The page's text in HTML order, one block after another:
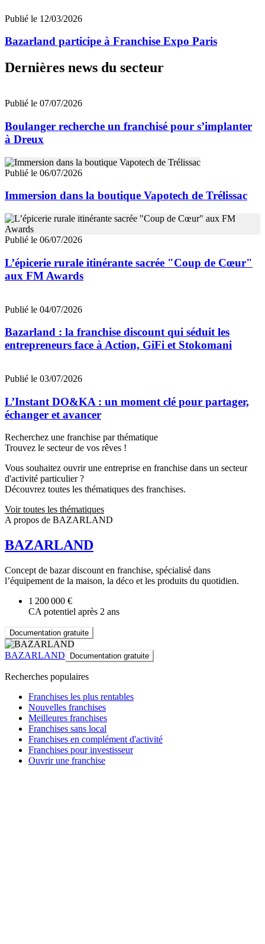
Publié le 12/03/2026
Bazarland participe à Franchise Expo Paris
Dernières news du secteur
Publié le 07/07/2026
Boulanger recherche un franchisé pour s’implanter
à Dreux
Publié le 06/07/2026
Immersion dans la boutique Vapotech de Trélissac
Publié le 06/07/2026
L’épicerie rurale itinérante sacrée "Coup de Cœur"
aux FM Awards
Publié le 04/07/2026
Bazarland : la franchise discount qui séduit les
entrepreneurs face à Action, GiFi et Stokomani
Publié le 03/07/2026
L’Instant DO&KA : un moment clé pour partager,
échanger et avancer
Recherchez une franchise par thématique
Trouvez le secteur de vos rêves !
Vous souhaitez ouvrir une entreprise en franchise dans un secteur
d'activité particulier ?
Découvrez toutes les thématiques des franchises.
Voir toutes les thématiques
A propos de BAZARLAND
BAZARLAND
Concept de bazar discount en franchise, spécialisé dans
l’équipement de la maison, la déco et les produits du quotidien.
1 200 000 €
CA potentiel après 2 ans
Documentation gratuite
BAZARLAND Documentation gratuite
Recherches populaires
Franchises les plus rentables
Nouvelles franchises
Meilleures franchises
Franchises sans local
Franchises en complément d'activité
Franchises pour investisseur
Ouvrir une franchise